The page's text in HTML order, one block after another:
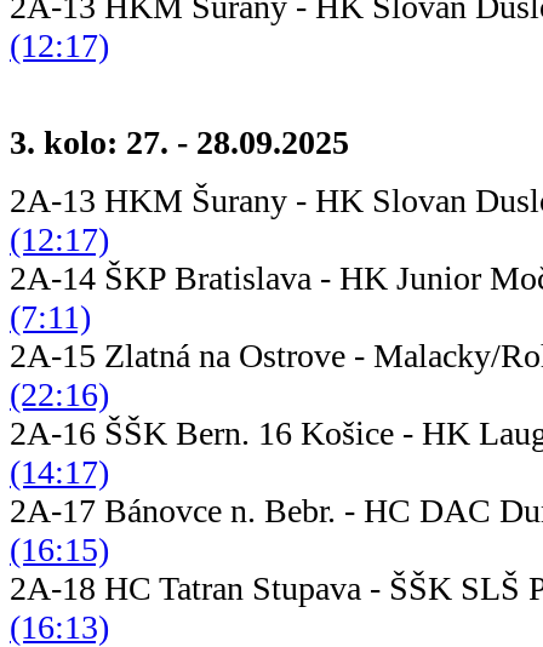
(12:17)
3. kolo: 27. - 28.09.2025
2A-13 HKM Šurany - HK Slovan
(12:17)
2A-14 ŠKP Bratislava - HK
(7:11)
2A-15 Zlatná na Ostrove -
(22:16)
2A-16 ŠŠK Bern. 16 Košice - HK
(14:17)
2A-17 Bánovce n. Bebr. - HC DAC
(16:15)
2A-18 HC Tatran Stupava -
(16:13)